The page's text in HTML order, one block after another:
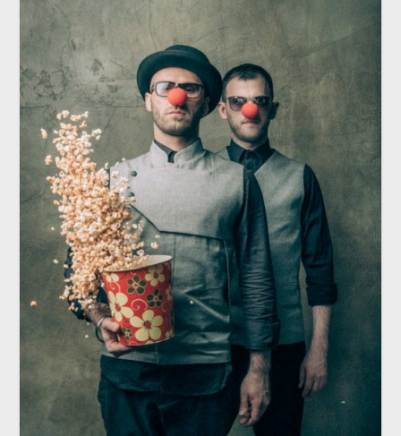
ОТКРЫТИЕ МЕСЯЦА
Дуэт ведущих Суворов&Волохов:
музыкально-театральное
хулиганство